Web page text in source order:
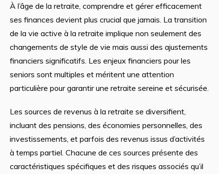
À l’âge de la retraite, comprendre et gérer efficacement
ses finances devient plus crucial que jamais. La transition
de la vie active à la retraite implique non seulement des
changements de style de vie mais aussi des ajustements
financiers significatifs. Les enjeux financiers pour les
seniors sont multiples et méritent une attention
particulière pour garantir une retraite sereine et sécurisée.
Les sources de revenus à la retraite se diversifient,
incluant des pensions, des économies personnelles, des
investissements, et parfois des revenus issus d’activités
à temps partiel. Chacune de ces sources présente des
caractéristiques spécifiques et des risques associés qu’il